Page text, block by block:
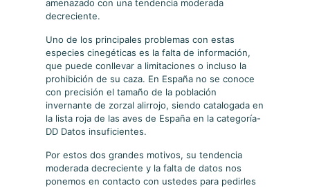
amenazado con una tendencia moderada
decreciente.
Uno de los principales problemas con estas
especies cinegéticas es la falta de información,
que puede conllevar a limitaciones o incluso la
prohibición de su caza. En España no se conoce
con precisión el tamaño de la población
invernante de zorzal alirrojo, siendo catalogada en
la lista roja de las aves de España en la categoría-
DD Datos insuficientes.
Por estos dos grandes motivos, su tendencia
moderada decreciente y la falta de datos nos
ponemos en contacto con ustedes para pedirles